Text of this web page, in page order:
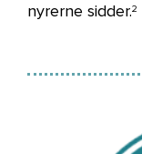
nyrerne sidder.2